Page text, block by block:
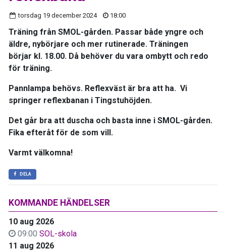
KOMMANDE HÄNDELSER
10 aug 2026
09:00 SOL-skola
11 aug 2026
torsdag 19 december 2024 18:00
Träning från SMOL-gården. Passar både yngre och
äldre, nybörjare och mer rutinerade. Träningen
börjar kl. 18.00. Då behöver du vara ombytt och redo
för träning.
Pannlampa behövs. Reflexväst är bra att ha. Vi
springer reflexbanan i Tingstuhöjden.
Det går bra att duscha och basta inne i SMOL-gården.
Fika efteråt för de som vill.
Varmt välkomna!
DELA